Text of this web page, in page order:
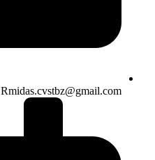
Rmidas.cvstbz@gmail.com